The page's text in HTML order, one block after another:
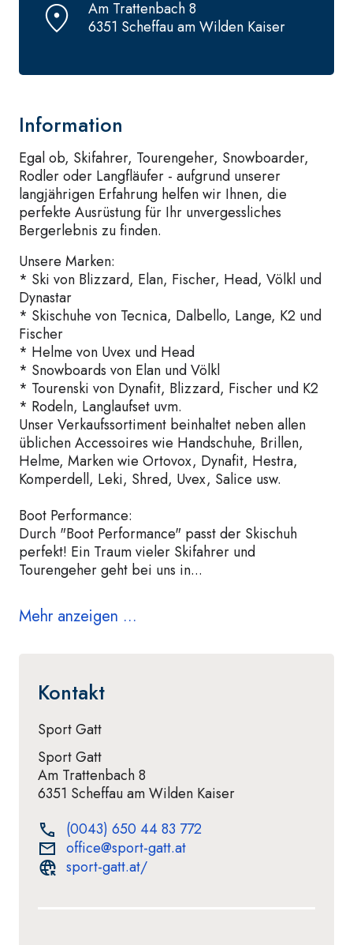
Am Trattenbach 8
6351 Scheffau am Wilden Kaiser
Kontakt
Sport Gatt
Sport Gatt
Am Trattenbach 8
6351 Scheffau am Wilden Kaiser
(0043) 650 44 83 772
office@sport-gatt.at
sport-gatt.at/
Information
Egal ob, Skifahrer, Tourengeher, Snowboarder,
Rodler oder Langfläufer - aufgrund unserer
langjährigen Erfahrung helfen wir Ihnen, die
perfekte Ausrüstung für Ihr unvergessliches
Bergerlebnis zu finden.
Unsere Marken:
* Ski von Blizzard, Elan, Fischer, Head, Völkl und
Dynastar
* Skischuhe von Tecnica, Dalbello, Lange, K2 und
Fischer
* Helme von Uvex und Head
* Snowboards von Elan und Völkl
* Tourenski von Dynafit, Blizzard, Fischer und K2
* Rodeln, Langlaufset uvm.
Unser Verkaufssortiment beinhaltet neben allen
üblichen Accessoires wie Handschuhe, Brillen,
Helme, Marken wie Ortovox, Dynafit, Hestra,
Komperdell, Leki, Shred, Uvex, Salice usw.
Boot Performance:
Durch "Boot Performance" passt der Skischuh
perfekt! Ein Traum vieler Skifahrer und
Tourengeher geht bei uns in...
Mehr anzeigen ...